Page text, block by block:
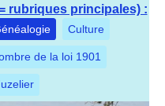
rubriques principales) :
Culture
de la loi 1901